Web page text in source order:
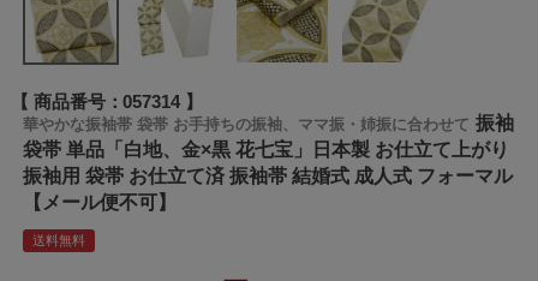
商品番号 057314
華やかな振袖帯 袋帯 お手持ちの振袖、ママ振・姉振に合わせて 振袖
袋帯 単品「白地、金×黒 花七宝」日本製 お仕立て上がり
振袖用 袋帯 お仕立て済 振袖帯 結婚式 成人式 フォーマル
【メール便不可】
送料無料